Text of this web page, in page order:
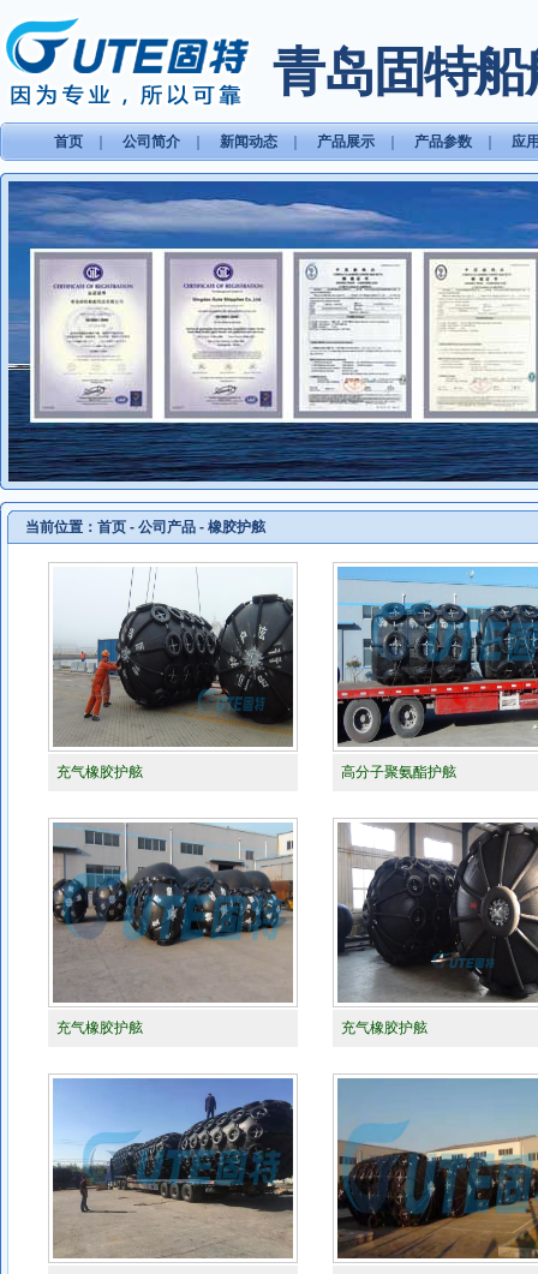
青岛固特
首页 公司简介 新闻动态 产品展示 产品参数 应
当前位置： 首页 - 公司产品 - 橡胶护舷
充气橡胶护舷 高分子聚氨酯护舷
充气橡胶护舷 充气橡胶护舷